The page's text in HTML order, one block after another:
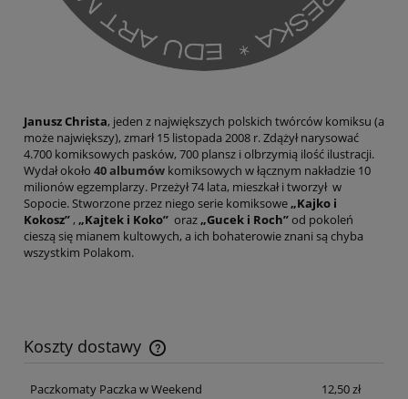
Janusz Christa, jeden z największych polskich twórców komiksu (a
może największy), zmarł 15 listopada 2008 r. Zdążył narysować
4.700 komiksowych pasków, 700 plansz i olbrzymią ilość ilustracji.
Wydał około 40 albumów komiksowych w łącznym nakładzie 10
milionów egzemplarzy. Przeżył 74 lata, mieszkał i tworzył w
Sopocie. Stworzone przez niego serie komiksowe„Kajko i
Kokosz”, „Kajtek i Koko” oraz„Gucek i Roch”od pokoleń
cieszą się mianem kultowych, a ich bohaterowie znani są chyba
wszystkim Polakom.
Koszty dostawy
Cena nie zawiera ewentualnych kosztów płatności
Paczkomaty Paczka w Weekend
12,50 zł